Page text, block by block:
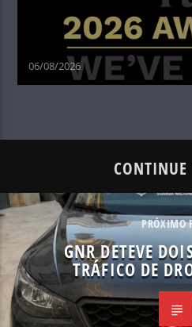
06/08/2026
CONTINUE
PRÓXIMO
GNR DETEVE
TRÁFICO DE